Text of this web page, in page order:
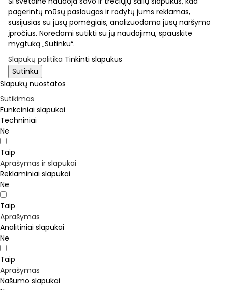
pagerintų mūsų paslaugas ir rodytų jums reklamas,
susijusias su jūsų pomėgiais, analizuodama jūsų naršymo
įpročius. Norėdami sutikti su jų naudojimu, spauskite
mygtuką „Sutinku“.
Slapukų politika Tinkinti slapukus
Sutinku
Slapukų nuostatos
Sutikimas
Funkciniai slapukai
Techniniai
Ne
Taip
Aprašymas ir slapukai
Reklaminiai slapukai
Ne
Taip
Aprašymas
Analitiniai slapukai
Ne
Taip
Aprašymas
Našumo slapukai